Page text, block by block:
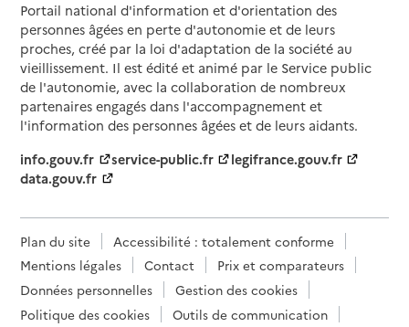
Portail national d'information et d'orientation des
personnes âgées en perte d'autonomie et de leurs
proches, créé par la loi d'adaptation de la société au
vieillissement. Il est édité et animé par le Service public
de l'autonomie, avec la collaboration de nombreux
partenaires engagés dans l'accompagnement et
l'information des personnes âgées et de leurs aidants.
info.gouv.fr
service-public.fr
legifrance.gouv.fr
data.gouv.fr
Plan du site
Accessibilité : totalement conforme
Mentions légales
Contact
Prix et comparateurs
Données personnelles
Gestion des cookies
Politique des cookies
Outils de communication